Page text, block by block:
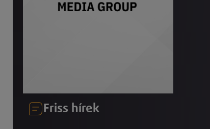
Friss hírek